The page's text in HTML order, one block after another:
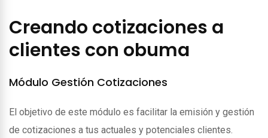
Creando cotizaciones a
clientes con obuma
Módulo Gestión Cotizaciones
El objetivo de este módulo es facilitar la emisión y gestión
de cotizaciones a tus actuales y potenciales clientes.